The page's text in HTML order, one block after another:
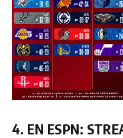
4. EN ESPN: